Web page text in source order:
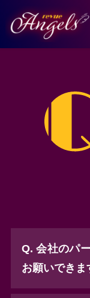
Q. 会社のパ
お願いできま